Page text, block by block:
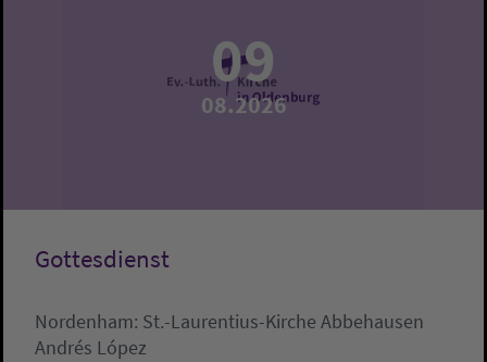
09
08.2026
Gottesdienst
Nordenham: St.-Laurentius-Kirche Abbehausen
Andrés López